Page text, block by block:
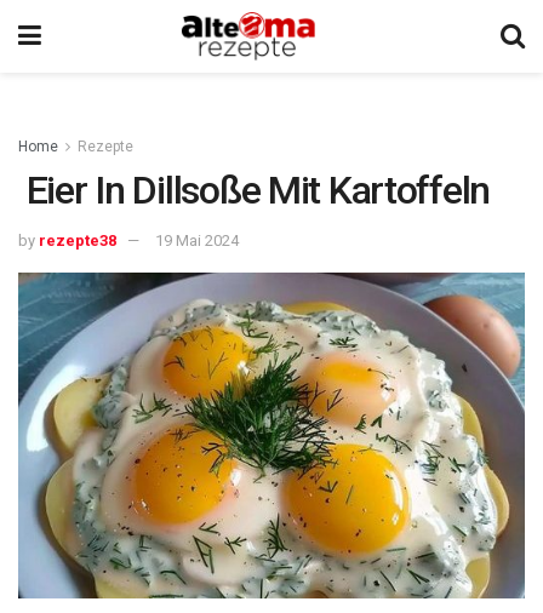
Home Rezepte
Eier In Dillsoße Mit Kartoffeln
by rezepte38 19 Mai 2024